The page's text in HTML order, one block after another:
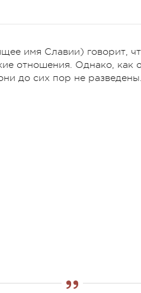
имя Славии) говорит,
отношения. Однако, как
до сих пор не разведены.